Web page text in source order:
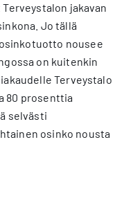
jakavan
Jo tällä
nousee
on kuitenkin
Terveystalo
80 prosenttia
selvästi
osinko nousta